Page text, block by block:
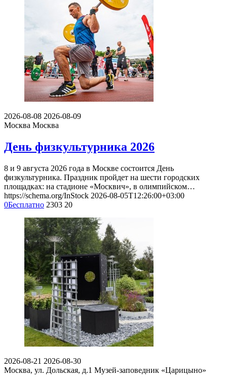
2026-08-08 2026-08-09
Москва Москва
День физкультурника 2026
8 и 9 августа 2026 года в Москве состоится День
физкультурника. Праздник пройдет на шести городских
площадках: на стадионе «Москвич», в олимпийском…
https://schema.org/InStock 2026-08-05T12:26:00+03:00
0Бесплатно 2303 20
2026-08-21 2026-08-30
Москва, ул. Дольская, д.1 Музей-заповедник «Царицыно»